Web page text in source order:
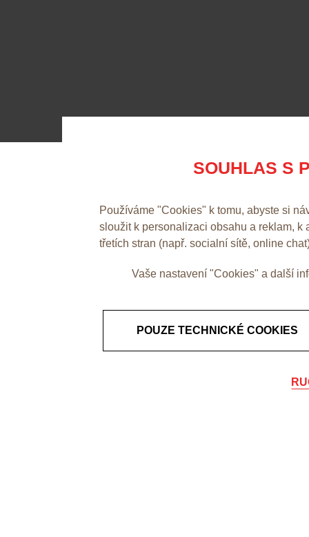
SOUHLAS S
Používáme "Cookies" k tomu, abyste si
sloužit k personalizaci obsahu a reklam,
třetích stran (např. socialní sítě, online
Vaše nastavení "Cookies" a další
POUZE TECHNICKÉ COOKIES